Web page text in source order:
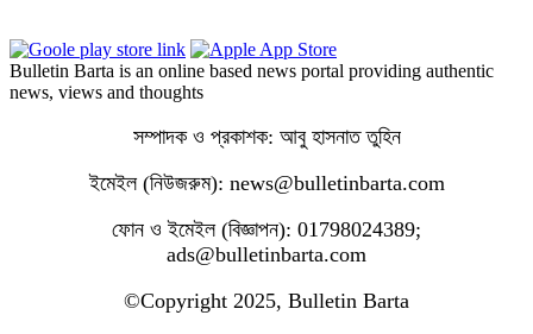
Bulletin Barta is an online based news portal providing authentic
news, views and thoughts
সম্পাদক ও প্রকাশক: আবু হাসনাত তুহিন
ইমেইল (নিউজরুম): news@bulletinbarta.com
ফোন ও ইমেইল (বিজ্ঞাপন): 01798024389;
ads@bulletinbarta.com
©️Copyright 2025, Bulletin Barta